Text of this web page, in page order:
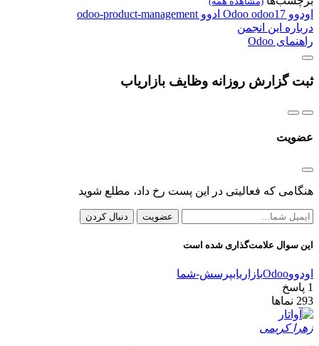
اودوو Odoo odoo17 ادوو odoo-product-management
درباره این انجمن
راهنمای Odoo
ثبت گزارش روزانه وظایف بازاریاب
عضویت
هنگامی که فعالیتی در این پست رخ داد، مطلع شوید
عضویت دنبال کردن
این سوال علامت‌گذاری شده است
اودووOdooبازاریابپرسش-شما
1 پاسخ
293 نماها
زهرا کریمی